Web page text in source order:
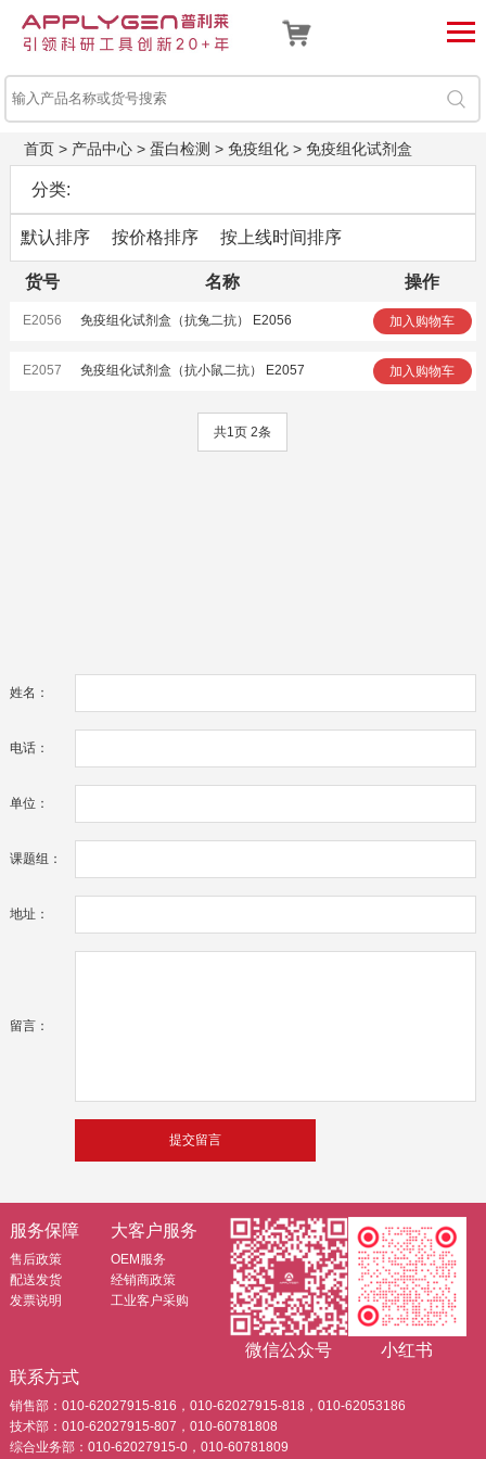
首页> 产品中心> 蛋白检测 > 免疫组化> 免疫组化试剂盒
分类:
默认排序 按价格排序 按上线时间排序
货号 名称 操作
E2056 免疫组化试剂盒（抗兔二抗） E2056 加入购物车
E2057 免疫组化试剂盒（抗小鼠二抗） E2057 加入购物车
共1页 2条
姓名：
电话：
单位：
课题组：
地址：
留言：
服务保障
售后政策
配送发货
发票说明
大客户服务
OEM服务
经销商政策
工业客户采购
微信公众号
小红书
联系方式
销售部：010-62027915-816，010-62027915-818，010-62053186
技术部：010-62027915-807，010-60781808
综合业务部：010-62027915-0，010-60781809